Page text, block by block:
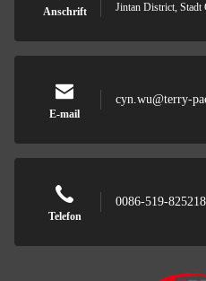
Anschrift
Jintan District, Stadt
E-mail
cyn.wu@terry-
Telefon
0086-519-